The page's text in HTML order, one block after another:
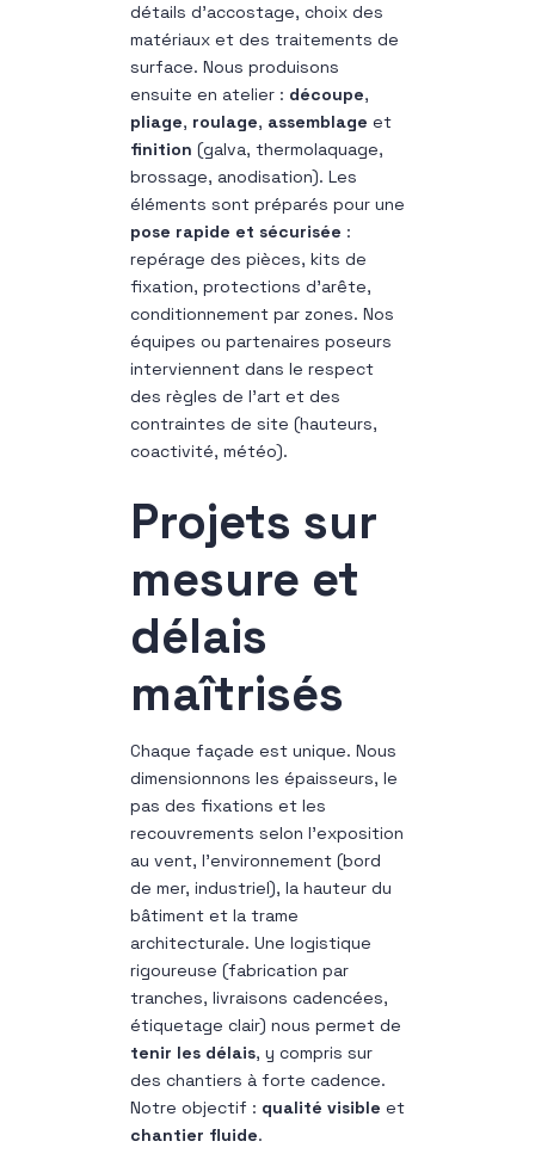
détails d’accostage, choix des
matériaux et des traitements de
surface. Nous produisons
ensuite en atelier : découpe,
pliage, roulage, assemblage et
finition (galva, thermolaquage,
brossage, anodisation). Les
éléments sont préparés pour une
pose rapide et sécurisée :
repérage des pièces, kits de
fixation, protections d’arête,
conditionnement par zones. Nos
équipes ou partenaires poseurs
interviennent dans le respect
des règles de l’art et des
contraintes de site (hauteurs,
coactivité, météo).
Projets sur
mesure et
délais
maîtrisés
Chaque façade est unique. Nous
dimensionnons les épaisseurs, le
pas des fixations et les
recouvrements selon l’exposition
au vent, l’environnement (bord
de mer, industriel), la hauteur du
bâtiment et la trame
architecturale. Une logistique
rigoureuse (fabrication par
tranches, livraisons cadencées,
étiquetage clair) nous permet de
tenir les délais, y compris sur
des chantiers à forte cadence.
Notre objectif : qualité visible et
chantier fluide.